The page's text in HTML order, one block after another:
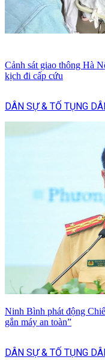
Cảnh sát giao thông Hà
kịch đi cấp cứu
DÂN SỰ & TỐ TỤNG
Ninh Bình phát động
gắn máy an toàn”
DÂN SỰ & TỐ TỤNG